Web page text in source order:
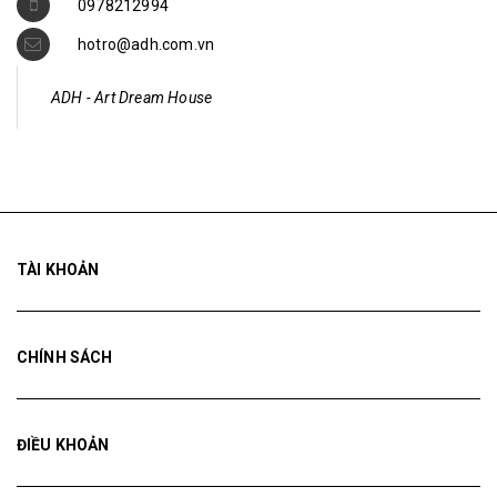
0978212994
hotro@adh.com.vn
ADH - Art Dream House
TÀI KHOẢN
CHÍNH SÁCH
ĐIỀU KHOẢN